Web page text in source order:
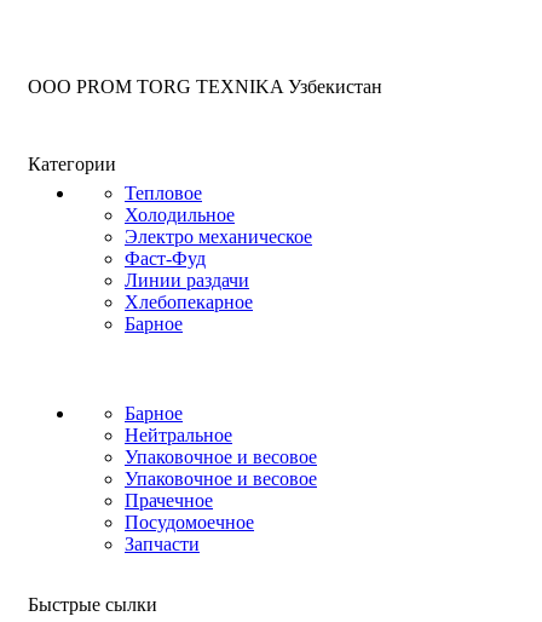
OOO PROM TORG TEXNIKA Узбекистан
Категории
Тепловое
Холодильное
Электро механическое
Фаст-Фуд
Линии раздачи
Хлебопекарное
Барное
Барное
Нейтральное
Упаковочное и весовое
Упаковочное и весовое
Прачечное
Посудомоечное
Запчасти
Быстрые сылки